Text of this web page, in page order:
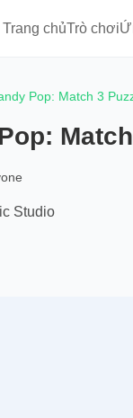
Trang chủTrò chơi
Pop: Match 3
Studio